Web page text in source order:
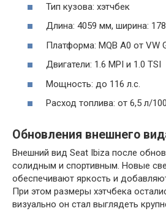
Тип кузова: хэтчбек
Длина: 4059 мм, ширина:
Платформа: MQB A0 от VW
Двигатели: 1.6 MPI и 1.0 TSI
Мощность: до 116 л.с.
Расход топлива: от 6,5 л/
Обновления внешнего
Внешний вид Seat Ibiza после
солидным и спортивным. Новые
обеспечивают яркость и
При этом размеры хэтчбека
визуально он стал выглядеть